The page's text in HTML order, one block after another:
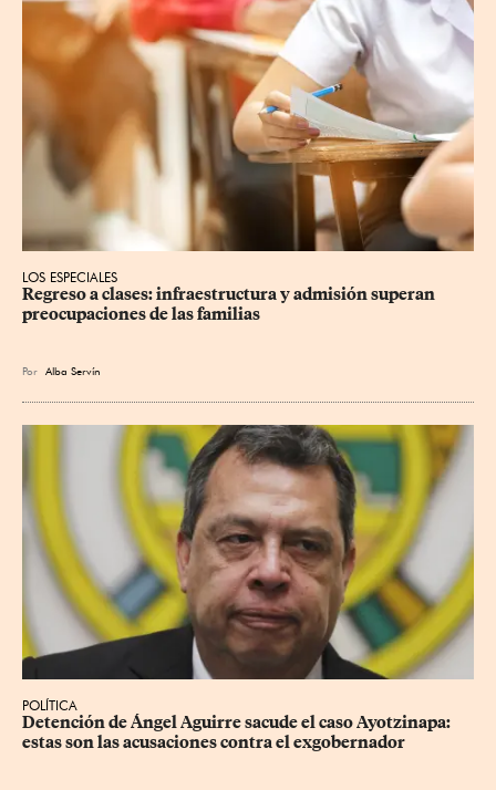
LOS ESPECIALES
Regreso a clases: infraestructura y admisión superan
preocupaciones de las familias
Por Alba Servín
POLÍTICA
Detención de Ángel Aguirre sacude el caso Ayotzinapa:
estas son las acusaciones contra el exgobernador